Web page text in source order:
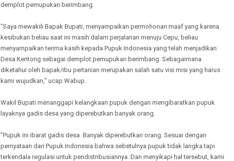
demplot pemupukan berimbang.
"Saya mewakili Bapak Bupati, menyampaikan permohonan maaf yang karena
kesibukan beliau saat ini masih dalam perjalanan menuju Cepu, beliau
menyampaikan terima kasih kepada Pupuk Indonesia yang telah menjadikan
Desa Kentong sebagai demplot pemupukan berimbang. Sebagaimana
diketahui oleh bapak/ibu pertanian merupakan salah satu visi misi yang harus
kami wujudkan," ucap Wabup.
Wakil Bupati menanggapi kelangkaan pupuk dengan mengibaratkan pupuk
layaknya gadis desa yang diperebutkan banyak orang.
"Pupuk ini ibarat gadis desa. Banyak diperebutkan orang. Sesuai dengan
pernyataan dari Pupuk Indonesia bahwa sebetulnya pupuk tidak langka tapi
terkendala regulasi untuk pendistribusiannya. Dan menyikapi hal tersebut, kami